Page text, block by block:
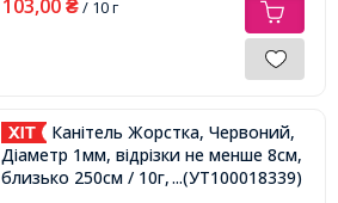
103,00 ₴/ 10 г
Канітель Жорстка, Червоний,
Діаметр 1мм, відрізки не менше 8см,
близько 250см / 10г,...(УТ100018339)